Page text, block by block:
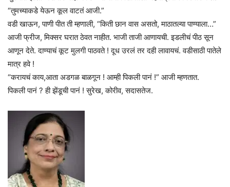
“तुमच्याकडे येऊन कूल वाटतं आजी.”
वडी खाऊन, पाणी पीत ती म्हणाली, “किती छान वास असतो, माठातल्या पाण्याला…”
आजी फ्रीज, मिक्सर घरात ठेवत नाहीत. भाजी ताजी आणायची. इडलीचं पीठ सून
आणून देते. दाण्याचं कूट मुलगी पाठवते ! दूध उरलं तर दही लावायचं. वडीसाठी पातेले
मात्र हवे !
“करायचं काय,आता अडगळ बाळगून ! आम्ही पिकली पानं !” आजी म्हणतात.
पिकली पानं ? ही झेंडूची पानं ! सुरेख, कोरीव, सदासतेज.